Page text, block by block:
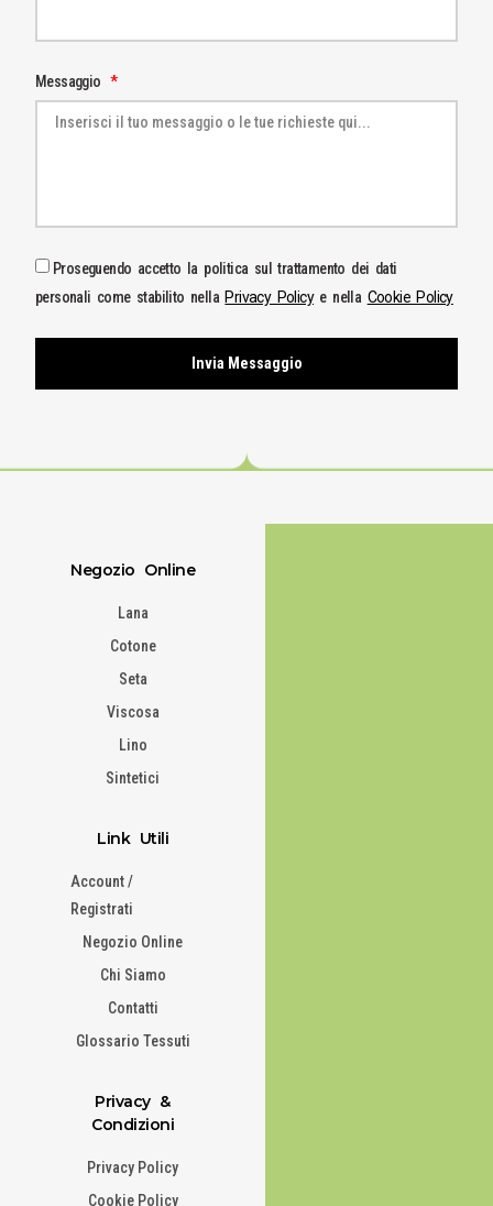
Messaggio
Proseguendo accetto la politica sul trattamento dei dati
personali come stabilito nella Privacy Policye nella Cookie Policy
Invia Messaggio
Negozio Online
Lana
Cotone
Seta
Viscosa
Lino
Sintetici
Link Utili
Account /
Registrati
Negozio Online
Chi Siamo
Contatti
Glossario Tessuti
Privacy &
Condizioni
Privacy Policy
Cookie Policy